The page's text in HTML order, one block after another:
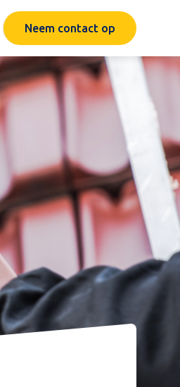
Neem contact op